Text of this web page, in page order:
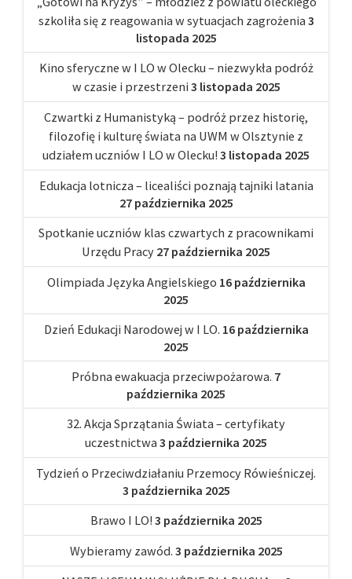
szkoliła się z reagowania w sytuacjach zagrożenia 3
listopada 2025
Kino sferyczne w I LO w Olecku – niezwykła podróż
w czasie i przestrzeni 3 listopada 2025
Czwartki z Humanistyką – podróż przez historię,
filozofię i kulturę świata na UWM w Olsztynie z
udziałem uczniów I LO w Olecku! 3 listopada 2025
Edukacja lotnicza – licealiści poznają tajniki latania
27 października 2025
Spotkanie uczniów klas czwartych z pracownikami
Urzędu Pracy 27 października 2025
Olimpiada Języka Angielskiego 16 października
2025
Dzień Edukacji Narodowej w I LO. 16 października
2025
Próbna ewakuacja przeciwpożarowa. 7
października 2025
32. Akcja Sprzątania Świata – certyfikaty
uczestnictwa 3 października 2025
Tydzień o Przeciwdziałaniu Przemocy Rówieśniczej.
3 października 2025
Brawo I LO! 3 października 2025
Wybieramy zawód. 3 października 2025